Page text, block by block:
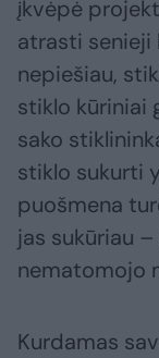
įkvėpė
atrasti senieji
nepiešiau,
stiklo kūriniai
sako
stiklo sukurti
puošmena
jas sukūriau
nematomojo
Kurdamas